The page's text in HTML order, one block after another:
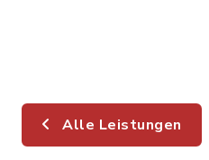
Alle Leistungen